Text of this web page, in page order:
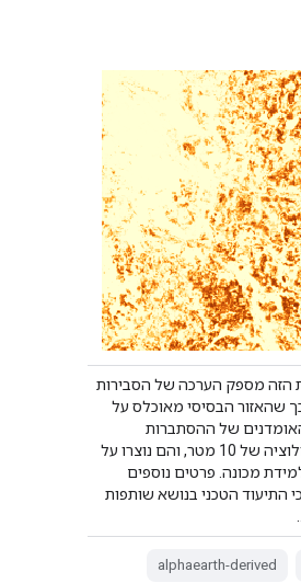
הזה מספק הערכה של הסבירות
שהאזור הבסיסי מאוכלס על
של ההסתברות
מסופקים ברזולוציה של 10 מטר, והם נוצרו על
מכונה. פרטים נוספים
התיעוד הטכני בנושא שותפות
alphaearth-derived